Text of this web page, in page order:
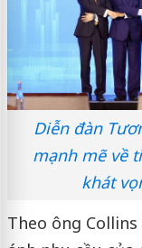
Diễn đàn
mạnh mẽ về
khát
Theo ông Collins